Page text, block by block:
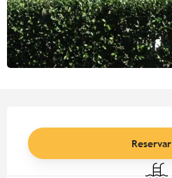
Reservar
Piscina